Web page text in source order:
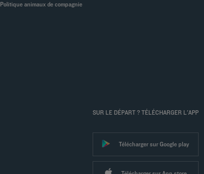
Politique animaux de compagnie
SUR LE DÉPART ? TÉLÉCHARGER L'APP
Télécharger sur Google play